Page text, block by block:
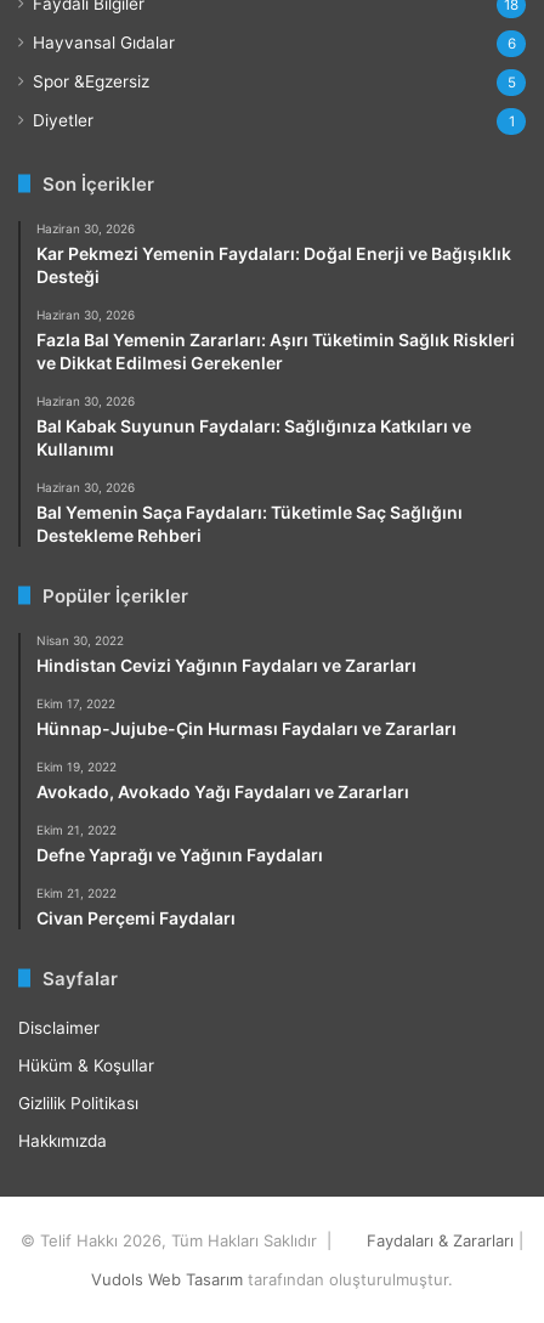
18
Hayvansal Gıdalar 6
Spor &Egzersiz 5
Diyetler 1
Son İçerikler
Haziran 30, 2026
Kar Pekmezi Yemenin Faydaları: Doğal Enerji ve Bağışıklık
Desteği
Haziran 30, 2026
Fazla Bal Yemenin Zararları: Aşırı Tüketimin Sağlık Riskleri
ve Dikkat Edilmesi Gerekenler
Haziran 30, 2026
Bal Kabak Suyunun Faydaları: Sağlığınıza Katkıları ve
Kullanımı
Haziran 30, 2026
Bal Yemenin Saça Faydaları: Tüketimle Saç Sağlığını
Destekleme Rehberi
Popüler İçerikler
Nisan 30, 2022
Hindistan Cevizi Yağının Faydaları ve Zararları
Ekim 17, 2022
Hünnap-Jujube-Çin Hurması Faydaları ve Zararları
Ekim 19, 2022
Avokado, Avokado Yağı Faydaları ve Zararları
Ekim 21, 2022
Defne Yaprağı ve Yağının Faydaları
Ekim 21, 2022
Civan Perçemi Faydaları
Sayfalar
Disclaimer
Hüküm & Koşullar
Gizlilik Politikası
Hakkımızda
© Telif Hakkı 2026, Tüm Hakları Saklıdır | Faydaları & Zararları
Vudols Web Tasarım tarafından oluşturulmuştur.